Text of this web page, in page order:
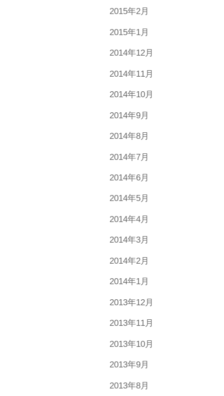
2015年2月
2015年1月
2014年12月
2014年11月
2014年10月
2014年9月
2014年8月
2014年7月
2014年6月
2014年5月
2014年4月
2014年3月
2014年2月
2014年1月
2013年12月
2013年11月
2013年10月
2013年9月
2013年8月